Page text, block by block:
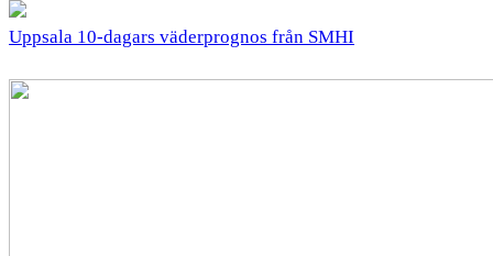
Uppsala 10-dagars väderprognos från SMHI